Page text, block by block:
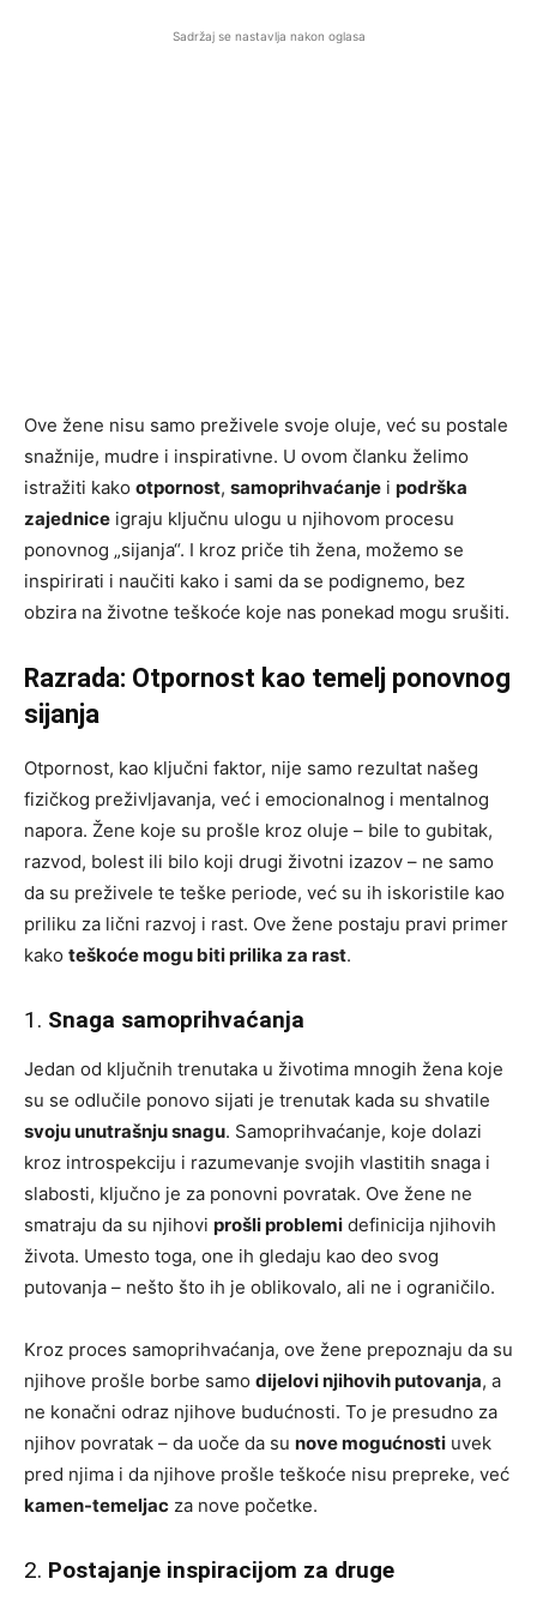
Sadržaj se nastavlja nakon oglasa
Ove žene nisu samo preživele svoje oluje, već su postale
snažnije, mudre i inspirativne. U ovom članku želimo
istražiti kako otpornost, samoprihvaćanje i podrška
zajednice igraju ključnu ulogu u njihovom procesu
ponovnog „sijanja“. I kroz priče tih žena, možemo se
inspirirati i naučiti kako i sami da se podignemo, bez
obzira na životne teškoće koje nas ponekad mogu srušiti.
Razrada: Otpornost kao temelj ponovnog
sijanja
Otpornost, kao ključni faktor, nije samo rezultat našeg
fizičkog preživljavanja, već i emocionalnog i mentalnog
napora. Žene koje su prošle kroz oluje – bile to gubitak,
razvod, bolest ili bilo koji drugi životni izazov – ne samo
da su preživele te teške periode, već su ih iskoristile kao
priliku za lični razvoj i rast. Ove žene postaju pravi primer
kako teškoće mogu biti prilika za rast.
1. Snaga samoprihvaćanja
Jedan od ključnih trenutaka u životima mnogih žena koje
su se odlučile ponovo sijati je trenutak kada su shvatile
svoju unutrašnju snagu. Samoprihvaćanje, koje dolazi
kroz introspekciju i razumevanje svojih vlastitih snaga i
slabosti, ključno je za ponovni povratak. Ove žene ne
smatraju da su njihovi prošli problemi definicija njihovih
života. Umesto toga, one ih gledaju kao deo svog
putovanja – nešto što ih je oblikovalo, ali ne i ograničilo.
Kroz proces samoprihvaćanja, ove žene prepoznaju da su
njihove prošle borbe samo dijelovi njihovih putovanja, a
ne konačni odraz njihove budućnosti. To je presudno za
njihov povratak – da uoče da su nove mogućnosti uvek
pred njima i da njihove prošle teškoće nisu prepreke, već
kamen-temeljac za nove početke.
2. Postajanje inspiracijom za druge